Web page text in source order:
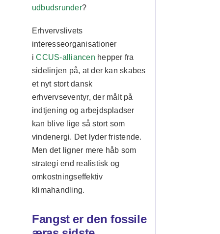
udbudsrunder?
Erhvervslivets
interesseorganisationer
iCCUS-alliancen hepper fra
sidelinjen på, at der kan skabes
et nyt stort dansk
erhvervseventyr, der målt på
indtjening og arbejdspladser
kan blive lige så stort som
vindenergi. Det lyder fristende.
Men det ligner mere håb som
strategi end realistisk og
omkostningseffektiv
klimahandling.
Fangst er den fossile